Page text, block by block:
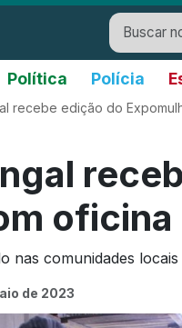
Política Polícia
recebe edição do
nas comunidades locais
de 2023